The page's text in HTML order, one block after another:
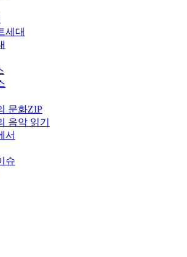
세대
문화ZIP
음악 읽기
서
슈